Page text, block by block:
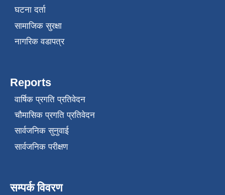
घटना दर्ता
सामाजिक सुरक्षा
नागरिक वडापत्र
Reports
वार्षिक प्रगति प्रतिवेदन
चौमासिक प्रगति प्रतिवेदन
सार्वजनिक सुनुवाई
सार्वजनिक परीक्षण
सम्पर्क विवरण